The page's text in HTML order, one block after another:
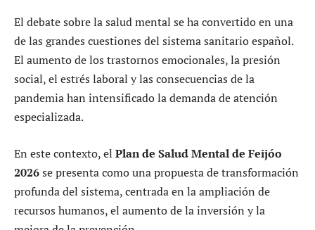
El debate sobre la salud mental se ha convertido en una
de las grandes cuestiones del sistema sanitario español.
El aumento de los trastornos emocionales, la presión
social, el estrés laboral y las consecuencias de la
pandemia han intensificado la demanda de atención
especializada.
En este contexto, el Plan de Salud Mental de Feijóo
2026se presenta como una propuesta de transformación
profunda del sistema, centrada en la ampliación de
recursos humanos, el aumento de la inversión y la